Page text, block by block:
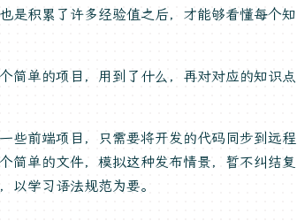
是积累了许多经验值之后，才能够看懂每个知
简单的项目，用到了什么，再对对应的知识点
些前端项目，只需要将开发的代码同步到远程
简单的文件，模拟这种发布情景，暂不纠结复
以学习语法规范为要。